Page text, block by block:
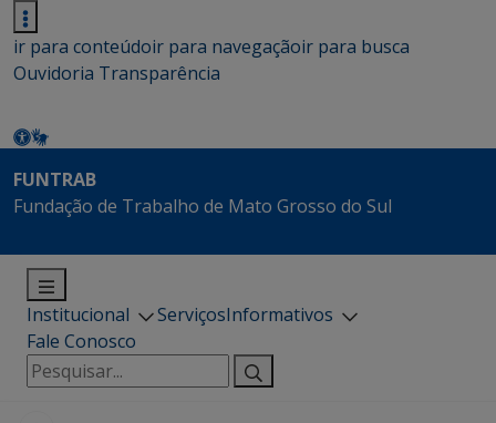
ir para conteúdoir para navegaçãoir para busca
Ouvidoria Transparência
FUNTRAB
Fundação de Trabalho de Mato Grosso do Sul
Institucional ServiçosInformativos
Fale Conosco
Pesquisar
por: